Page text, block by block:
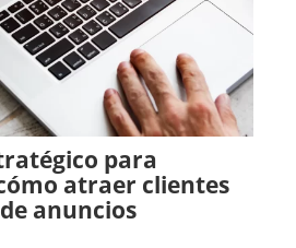
para
atraer clientes
anuncios